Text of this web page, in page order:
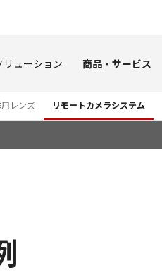
リューション 商品・サービス
レンズ リモートカメラシステム